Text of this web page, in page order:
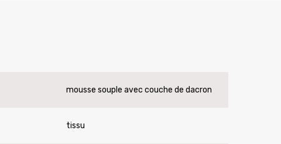
mousse souple avec couche de dacron
tissu